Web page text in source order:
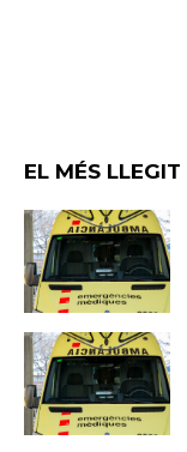
EL MÉS LLEGIT